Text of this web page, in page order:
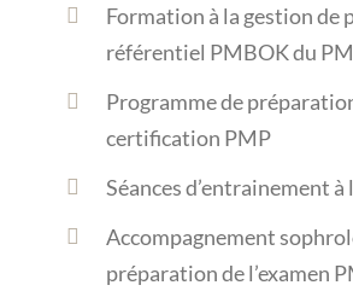
Formation à la gestion de
référentiel PMBOK du
Programme de
certification PMP
Séances d’entrainement à
Accompagnement
préparation de l’examen